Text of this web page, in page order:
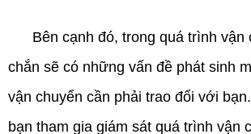
Bên cạnh đó, trong quá trình vận
chắn sẽ có những vấn đề phát sinh
vận chuyển cần phải trao đổi với
bạn tham gia giám sát quá trình vận